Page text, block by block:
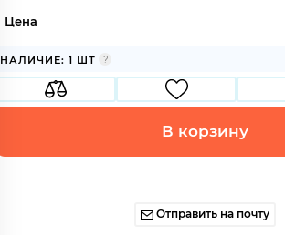
Цена
НАЛИЧИЕ: 1 ШТ
В корзину
Отправить на почту